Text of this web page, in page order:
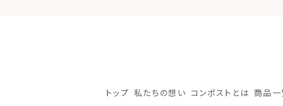
トップ 私たちの想い コンポストとは 商品一